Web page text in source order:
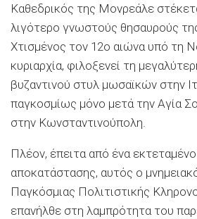
Καθεδρικός της Μονρεάλε
λιγότερο γνωστούς θησαυρούς
Χτισμένος τον 12ο αιώνα υπό τη
κυριαρχία, φιλοξενεί τη
βυζαντινού στυλ μωσαϊκών στην
παγκοσμίως μόνο μετά την Αγία
στην Κωνσταντινούπολη.
Πλέον, έπειτα από ένα
αποκατάστασης, αυτός ο
Παγκόσμιας Πολιτιστικής
επανήλθε στη λαμπρότητα του